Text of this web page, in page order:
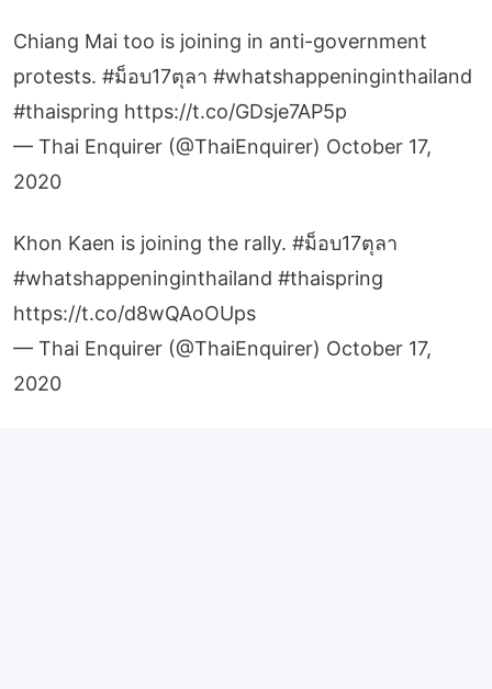
Chiang Mai too is joining in anti-government
protests. #ม็อบ17ตุลา #whatshappeninginthailand
#thaispring https://t.co/GDsje7AP5p
— Thai Enquirer (@ThaiEnquirer) October 17,
2020
Khon Kaen is joining the rally. #ม็อบ17ตุลา
#whatshappeninginthailand #thaispring
https://t.co/d8wQAoOUps
— Thai Enquirer (@ThaiEnquirer) October 17,
2020